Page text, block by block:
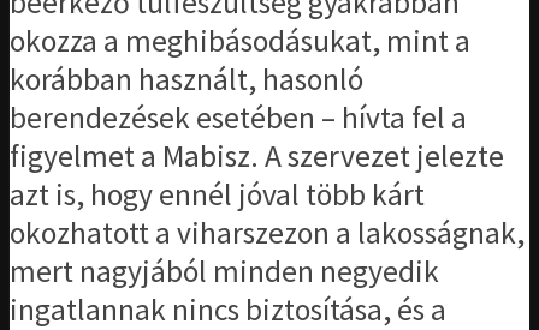
okozza a meghibásodásukat, mint a
korábban használt, hasonló
berendezések esetében – hívta fel a
figyelmet a Mabisz. A szervezet jelezte
azt is, hogy ennél jóval több kárt
okozhatott a viharszezon a lakosságnak,
mert nagyjából minden negyedik
ingatlannak nincs biztosítása, és a